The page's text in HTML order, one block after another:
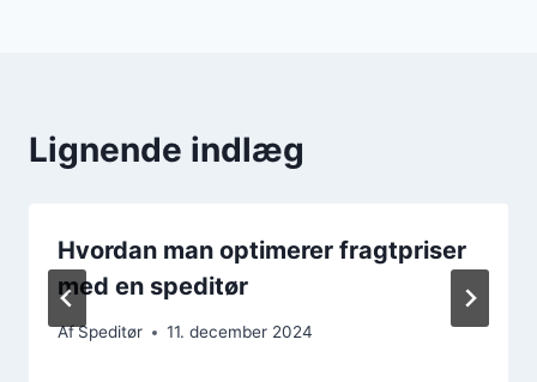
Lignende indlæg
Hvordan man optimerer fragtpriser
med en speditør
AfSpeditør 11. december 2024